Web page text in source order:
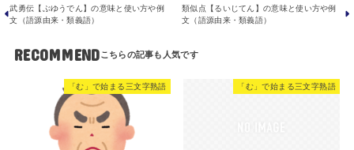
武勇伝【ぶゆうでん】の意味と使い方や例
文（語源由来・類義語）
類似点【るいじてん】の意味と使い方や例
文（語源由来・類義語）
RECOMMEND
「む」で始まる三文字熟語 「む」で始まる三文字熟語